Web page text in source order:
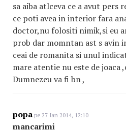
sa aiba atlceva ce a avut pers
ce poti avea in interior fara
doctor,nu folositi nimik,si eu
prob dar momntan ast s avin
ceai de romanita si unul
mare atentie nu este de joaca
Dumnezeu va fi bn ,
popa pe 27 Ian 2014, 12:10
mancarimi